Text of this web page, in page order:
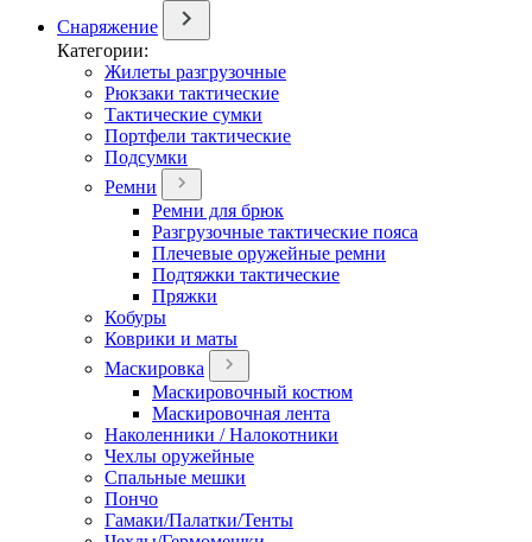
Снаряжение
Категории:
Жилеты разгрузочные
Рюкзаки тактические
Тактические сумки
Портфели тактические
Подсумки
Ремни
Ремни для брюк
Разгрузочные тактические пояса
Плечевые оружейные ремни
Подтяжки тактические
Пряжки
Кобуры
Коврики и маты
Маскировка
Маскировочный костюм
Маскировочная лента
Наколенники / Налокотники
Чехлы оружейные
Спальные мешки
Пончо
Гамаки/Палатки/Тенты